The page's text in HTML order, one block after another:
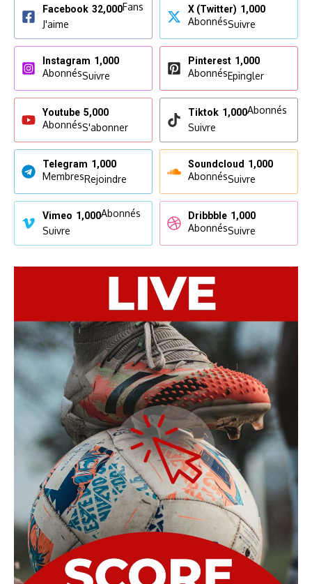
Facebook 32,000Fans
J'aime
X (Twitter) 1,000
AbonnésSuivre
Instagram 1,000
AbonnésSuivre
Pinterest 1,000
AbonnésEpingler
Youtube 5,000
AbonnésS'abonner
Tiktok 1,000Abonnés
Suivre
Telegram 1,000
MembresRejoindre
Soundcloud 1,000
AbonnésSuivre
Vimeo 1,000Abonnés
Suivre
Dribbble 1,000
AbonnésSuivre